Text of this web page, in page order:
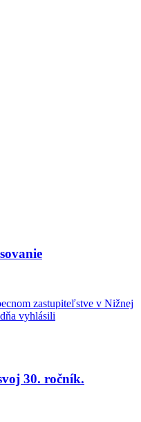
zastupiteľstve v Nižnej
vyhlásili
30. ročník.